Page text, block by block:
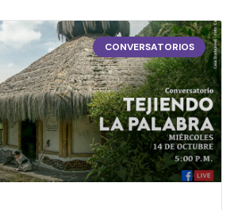
CONVERSATORIOS